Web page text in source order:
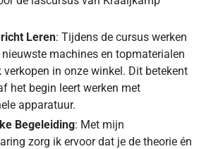
Leren: Tijdens de cursus werken
machines en topmaterialen
verkopen in onze winkel. Dit betekent
het begin leert werken met
apparatuur.
Begeleiding: Met mijn
zorg ik ervoor dat je de theorie én